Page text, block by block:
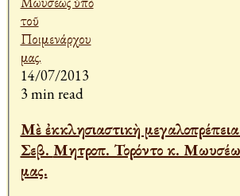
14/07/2013
3 min read
Μὲ ἐκκλησιαστικὴ μεγαλοπρέπεια ἡ τελετὴ ἐνθρονίσεως τοῦ
Σεβ. Μητροπ. Τορόντο κ. Μωυσέως ὑπὸ τοῦ Ποιμενάρχου
μας.